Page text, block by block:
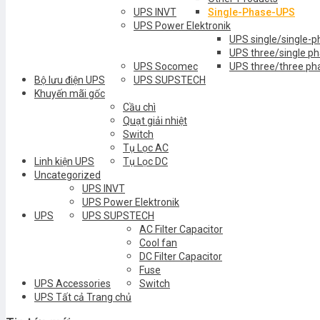
Bộ lưu điện UPS
UPS INVT
Single-Phase-UPS
UPS Power Elektronik
UPS Socomec
UPS single/single-
UPS three/single
UPS three/three
UPS SUPSTECH
Khuyến mãi gốc
Linh kiện UPS
Cầu chì
Quạt giải nhiệt
Switch
Tụ Lọc AC
Tụ Lọc DC
Uncategorized
UPS
UPS INVT
UPS Power Elektronik
UPS SUPSTECH
UPS Accessories
AC Filter Capacitor
Cool fan
DC Filter Capacitor
Fuse
Switch
UPS Tất cả Trang chủ